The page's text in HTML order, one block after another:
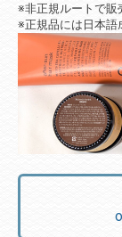
※非正規ルートで販
※正規品には日本語